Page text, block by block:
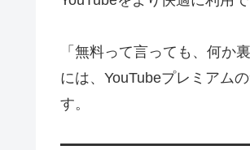
「無料って言っても、何か
には、YouTubeプレミアム
す。